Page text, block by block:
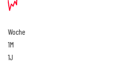
Woche
1M
1J